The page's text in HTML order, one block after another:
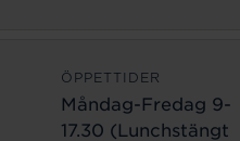
ÖPPETTIDER
Måndag-Fredag 9-
17.30 (Lunchstängt